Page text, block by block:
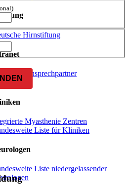
Hirnstiftung
Ansprechpartner
Myasthenie Zentren
Liste für Kliniken
Liste niedergelassender